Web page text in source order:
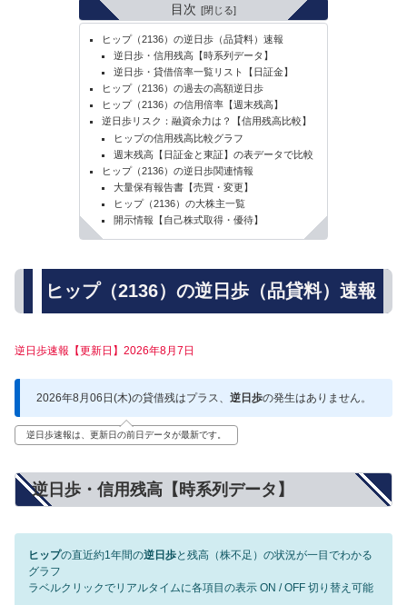
目次
ヒップ（2136）の逆日歩（品貸料）速報
逆日歩・信用残高【時系列データ】
逆日歩・貸借倍率一覧リスト【日証金】
ヒップ（2136）の過去の高額逆日歩
ヒップ（2136）の信用倍率【週末残高】
逆日歩リスク：融資余力は？【信用残高比較】
ヒップの信用残高比較グラフ
週末残高【日証金と東証】の表データで比較
ヒップ（2136）の逆日歩関連情報
大量保有報告書【売買・変更】
ヒップ（2136）の大株主一覧
開示情報【自己株式取得・優待】
ヒップ（2136）の逆日歩（品貸料）速報
逆日歩速報【更新日】2026年8月7日
2026年8月06日(木)の貸借残はプラス、 逆日歩の発生はありません。
逆日歩速報は、更新日の前日データが最新です。
逆日歩・信用残高【時系列データ】
ヒップの直近約1年間の逆日歩と残高（株不足）の状況が一目でわかる
グラフ
ラベルクリックでリアルタイムに各項目の表示 ON / OFF 切り替え可能